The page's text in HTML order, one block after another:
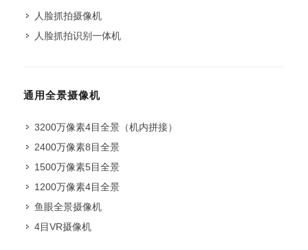
人脸抓拍摄像机
人脸抓拍识别一体机
通用全景摄像机
3200万像素4目全景（机内拼接）
2400万像素8目全景
1500万像素5目全景
1200万像素4目全景
鱼眼全景摄像机
4目VR摄像机